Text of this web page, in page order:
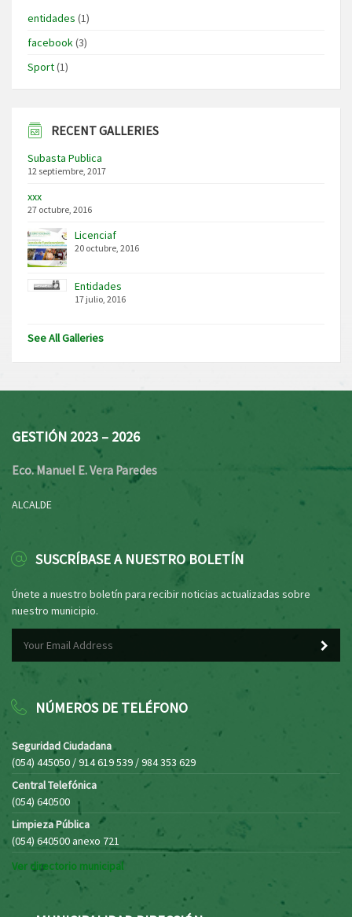
entidades (1)
facebook(3)
Sport(1)
RECENT GALLERIES
Subasta Publica
12 septiembre, 2017
xxx
27 octubre, 2016
Licenciaf
20 octubre, 2016
Entidades
17 julio, 2016
See All Galleries
GESTIÓN 2023 – 2026
Eco. Manuel E. Vera Paredes
ALCALDE
SUSCRÍBASE A NUESTRO BOLETÍN
Únete a nuestro boletín para recibir noticias actualizadas sobre
nuestro municipio.
NÚMEROS DE TELÉFONO
Seguridad Ciudadana
(054) 445050 / 914 619 539 / 984 353 629
Central Telefónica
(054) 640500
Limpieza Pública
(054) 640500 anexo 721
Ver directorio municipal